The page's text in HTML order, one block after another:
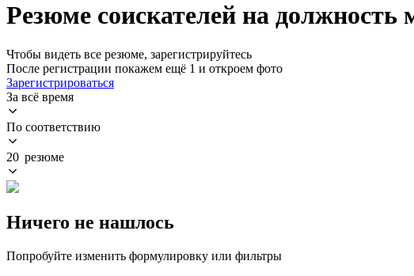
Резюме соискателей на должность
Чтобы видеть все резюме, зарегистрируйтесь
После регистрации покажем ещё 1 и откроем фото
Зарегистрироваться
За всё время
По соответствию
20 резюме
Ничего не нашлось
Попробуйте изменить формулировку или фильтры